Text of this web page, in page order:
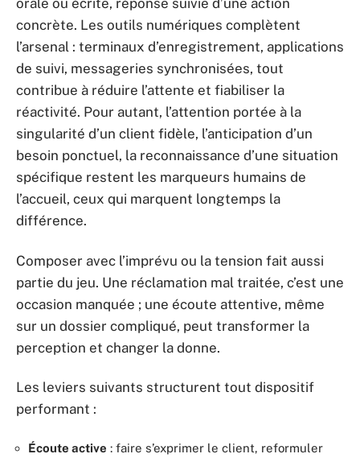
orale ou écrite, réponse suivie d’une action
concrète. Les outils numériques complètent
l’arsenal : terminaux d’enregistrement, applications
de suivi, messageries synchronisées, tout
contribue à réduire l’attente et fiabiliser la
réactivité. Pour autant, l’attention portée à la
singularité d’un client fidèle, l’anticipation d’un
besoin ponctuel, la reconnaissance d’une situation
spécifique restent les marqueurs humains de
l’accueil, ceux qui marquent longtemps la
différence.
Composer avec l’imprévu ou la tension fait aussi
partie du jeu. Une réclamation mal traitée, c’est une
occasion manquée ; une écoute attentive, même
sur un dossier compliqué, peut transformer la
perception et changer la donne.
Les leviers suivants structurent tout dispositif
performant :
Écoute active : faire s’exprimer le client, reformuler